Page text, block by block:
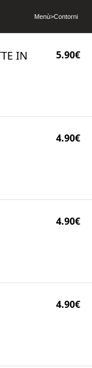
Menù>Contorni
IN
5.90€
4.90€
4.90€
4.90€